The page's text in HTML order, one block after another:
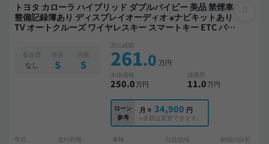
トヨタ カローラ ハイブリッド ダブルバイビー 美品 禁煙車
整備記録簿あり ディスプレイオーディオ ※ナビキットあり
TV オートクルーズ ワイヤレスキー スマートキー ETC バッ
板金歴
なし
外装
S
内装
S
支払総額
261.0 万円
本体価格
250.0万円
諸費用
11.0万円
ローン
参考
月々 34,900 円
※金額は変更できます。
年式 走行距離 車検 出品地域 納期の目安